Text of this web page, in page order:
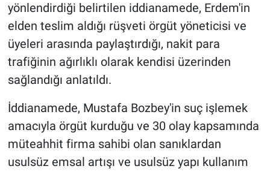
yönlendirdiği belirtilen iddianamede, Erdem'in
elden teslim aldığı rüşveti örgüt yöneticisi ve
üyeleri arasında paylaştırdığı, nakit para
trafiğinin ağırlıklı olarak kendisi üzerinden
sağlandığı anlatıldı.
İddianamede, Mustafa Bozbey'in suç işlemek
amacıyla örgüt kurduğu ve 30 olay kapsamında
müteahhit firma sahibi olan sanıklardan
usulsüz emsal artışı ve usulsüz yapı kullanım